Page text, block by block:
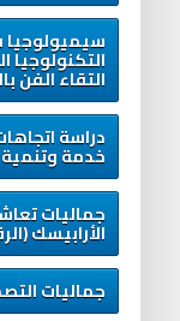
سيميولوجيا
التقاء الفن
دراسة
خدمة
جماليات
الأرابيسك
جماليات